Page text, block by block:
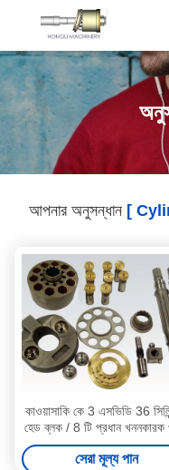
আপনার অনুসন্ধান [
কাওয়াসাকি কে 3 এসভিডি 36
হেড ব্লক / 8 টি প্রধান খননকারক
যন্ত্রাংশ কে 3 ভি সিরিজ
সেরা মূল্য পান